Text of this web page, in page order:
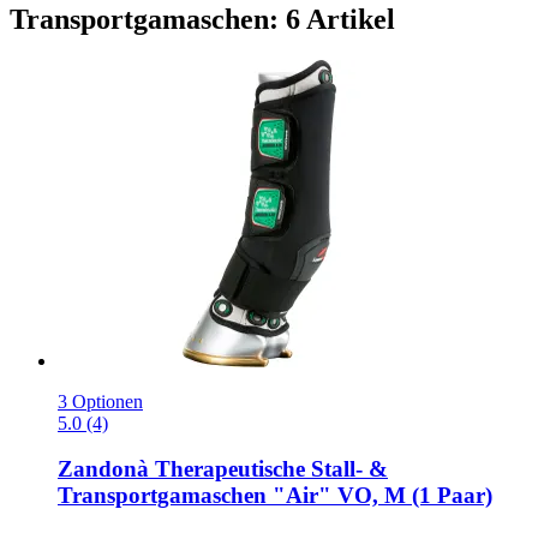
Transportgamaschen: 6 Artikel
3 Optionen
5.0 (4)
Zandonà Therapeutische Stall-​ &
Transportgamaschen "Air" VO, M (1 Paar)